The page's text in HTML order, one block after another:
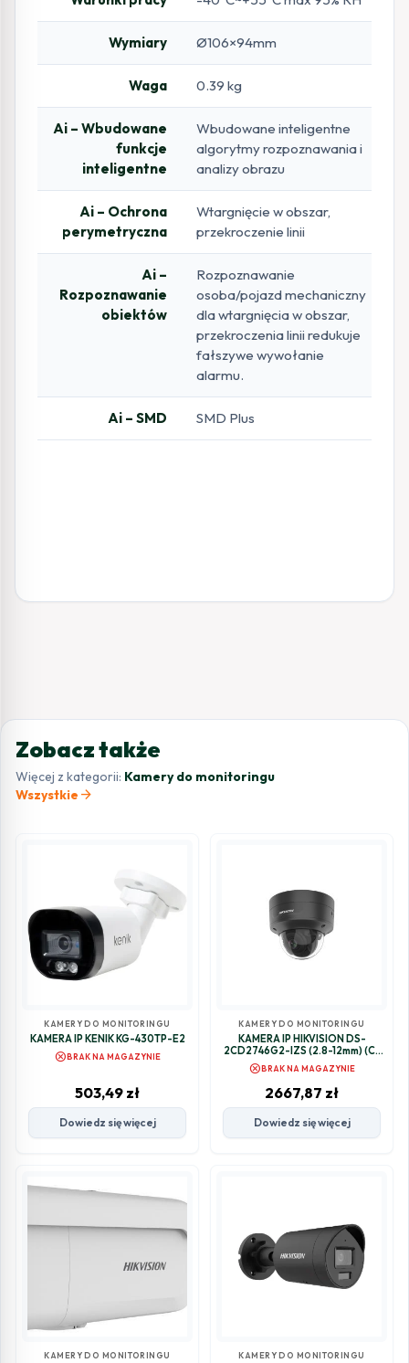
Wymiary Ø106×94mm
Waga 0.39 kg
Ai – Wbudowane
funkcje
inteligentne
Wbudowane inteligentne
algorytmy rozpoznawania i
analizy obrazu
Ai – Ochrona
perymetryczna
Wtargnięcie w obszar,
przekroczenie linii
Ai –
Rozpoznawanie
obiektów
Rozpoznawanie
osoba/pojazd mechaniczny
dla wtargnięcia w obszar,
przekroczenia linii redukuje
fałszywe wywołanie
alarmu.
Ai – SMD SMD Plus
Zobacz także
Więcej z kategorii: Kamery do monitoringu
Wszystkie arrow_forward
KAMERY DO MONITORINGU
KAMERA IP KENIK KG-430TP-E2
cancelBRAK NA MAGAZYNIE
503,49 zł
Dowiedz się więcej
KAMERY DO MONITORINGU
KAMERA IP HIKVISION DS-
2CD2746G2-IZS (2.8-12mm) (C)
(BLACK)
cancelBRAK NA MAGAZYNIE
2667,87 zł
Dowiedz się więcej
KAMERY DO MONITORINGU KAMERY DO MONITORINGU